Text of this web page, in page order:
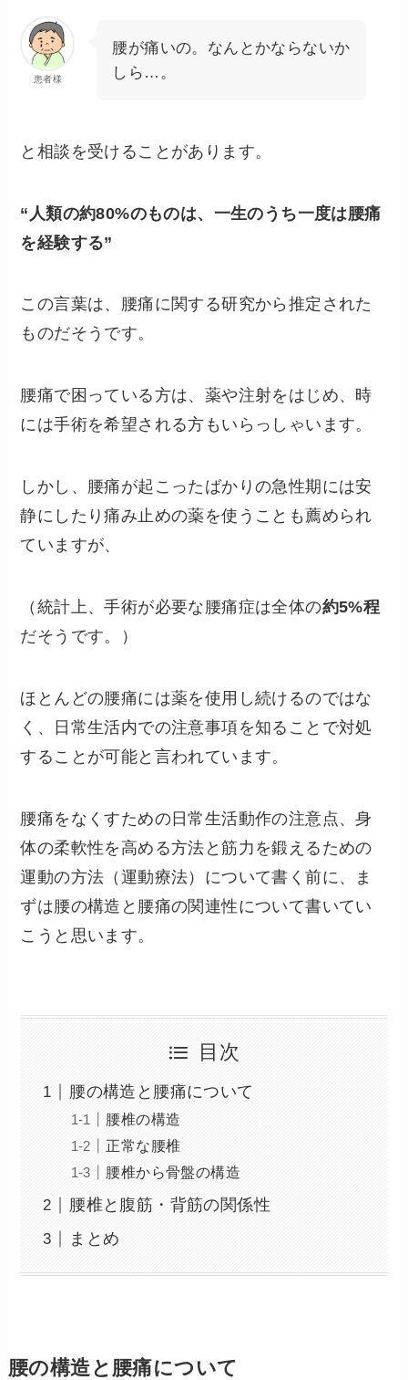
患者様
腰が痛いの。なんとかならないか
しら…。
と相談を受けることがあります。
“人類の約80%のものは、一生のうち一度は腰痛
を経験する”
この言葉は、腰痛に関する研究から推定された
ものだそうです。
腰痛で困っている方は、薬や注射をはじめ、時
には手術を希望される方もいらっしゃいます。
しかし、腰痛が起こったばかりの急性期には安
静にしたり痛み止めの薬を使うことも薦められ
ていますが、
（統計上、手術が必要な腰痛症は全体の約5%程
だそうです。）
ほとんどの腰痛には薬を使用し続けるのではな
く、日常生活内での注意事項を知ることで対処
することが可能と言われています。
腰痛をなくすための日常生活動作の注意点、身
体の柔軟性を高める方法と筋力を鍛えるための
運動の方法（運動療法）について書く前に、ま
ずは腰の構造と腰痛の関連性について書いてい
こうと思います。
目次
腰の構造と腰痛について
腰椎の構造
正常な腰椎
腰椎から骨盤の構造
腰椎と腹筋・背筋の関係性
まとめ
腰の構造と腰痛について